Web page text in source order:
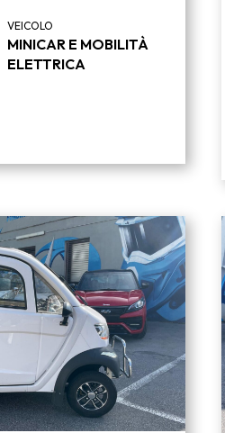
VEICOLO
MINICAR E MOBILITÀ
ELETTRICA